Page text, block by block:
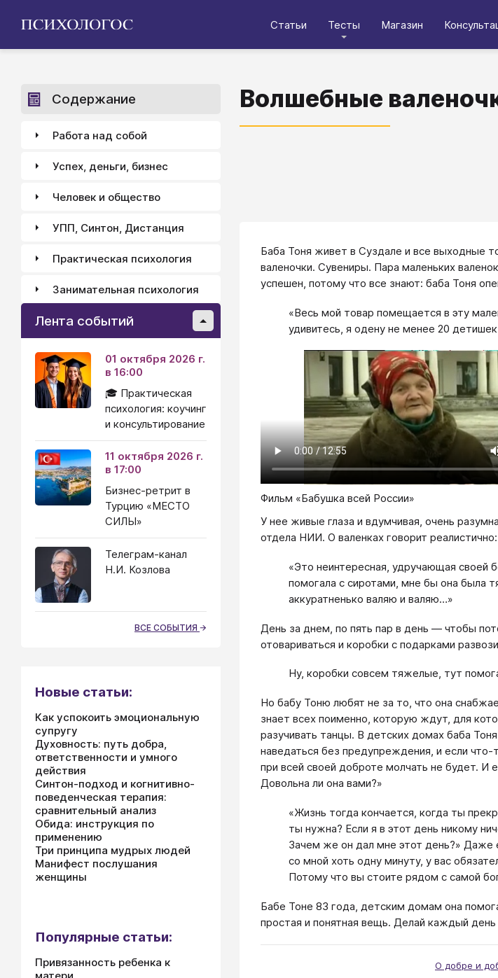
Статьи Тесты Магазин
Волшебные
Баба Тоня живет в Суздале и все выходные
валеночки. Сувениры. Пара маленьких
успешен, потому что все знают: баба Тоня
«Весь мой товар помещается в эту
удивитесь, я одену не менее 20
Фильм «Бабушка всей России»
У нее живые глаза и вдумчивая, очень
отдела НИИ. О валенках говорит реалистично:
«Это неинтересная, удручающая своей
помогала с сиротами, мне бы она была
аккуратненько валяю и валяю…»
День за днем, по пять пар в день — чтобы
отовариваться и коробки с подарками
Ну, коробки совсем тяжелые, тут
Но бабу Тоню любят не за то, что она
знает всех поименно, которую ждут, для
разучивать танцы. В детских домах баба
наведаться без предупреждения, и если
при всей своей доброте молчать не будет. И
Довольна ли она вами?»
«Жизнь тогда кончается, когда ты
ты нужна? Если я в этот день никому
Зачем же он дал мне этот день?» Даже
со мной хоть одну минуту, у вас
Потому что вы стоите рядом с самой
Бабе Тоне 83 года, детским домам она
простая и понятная вещь. Делай каждый
О добре и
Содержание
Работа над собой
Успех, деньги, бизнес
Человек и общество
УПП, Синтон, Дистанция
Практическая психология
Занимательная психология
Лента событий
01 октября 2026 г.
в 16:00
🎓 Практическая
психология: коучинг
и консультирование
11 октября 2026 г.
в 17:00
Бизнес-ретрит в
Турцию «МЕСТО
СИЛЫ»
Телеграм-канал
Н.И. Козлова
ВСЕ СОБЫТИЯ
Новые статьи:
Как успокоить эмоциональную
супругу
Духовность: путь добра,
ответственности и умного
действия
Синтон-подход и когнитивно-
поведенческая терапия:
сравнительный анализ
Обида: инструкция по
применению
Три принципа мудрых людей
Манифест послушания
женщины
Популярные статьи:
Привязанность ребенка к